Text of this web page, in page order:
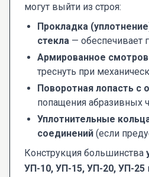
могут выйти из строя:
Прокладка
стекла — обеспечивает
Армированное
треснуть при
Поворотная лопасть с
попащения абразивных
Уплотнительные
соединений (если
Конструкция большинства
УП-10, УП-15, УП-20, УП-25